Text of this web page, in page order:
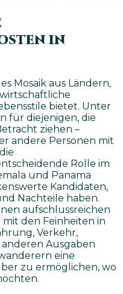
in
Mosaik aus Ländern,
bietet. Unter
für diejenigen, die
ziehen –
andere Personen mit
Rolle im
und Panama
Kandidaten,
Nachteile haben.
aufschlussreichen
den Feinheiten in
Verkehr,
Ausgaben
eine
zu ermöglichen, wo